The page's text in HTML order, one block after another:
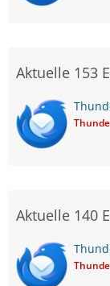
Aktuelle 153
Aktuelle 140